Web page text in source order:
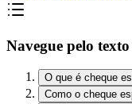
Navegue pelo texto
O que é cheque
Como o cheque